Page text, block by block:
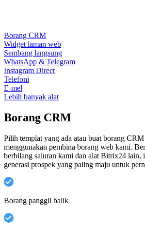
Borang CRM
Widget laman web
Sembang langsung
WhatsApp & Telegram
Instagram Direct
Telefoni
E-mel
Lebih banyak alat
Borang CRM
Pilih templat yang ada atau buat borang CRM
menggunakan pembina borang web kami.
berbilang saluran kami dan alat Bitrix24 lain,
generasi prospek yang paling maju untuk
Borang panggil balik